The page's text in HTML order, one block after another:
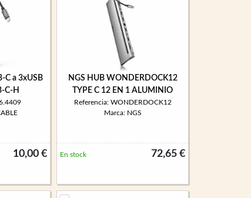
C a 3xUSB
C-H
10,00 €
NGS HUB WONDERDOCK12
TYPE C 12 EN 1 ALUMINIO
Referencia: WONDERDOCK12
Marca: NGS
72,65 €
En stock